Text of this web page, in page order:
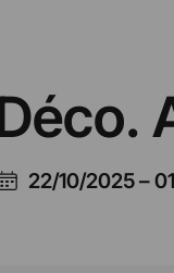
22/10/2025–